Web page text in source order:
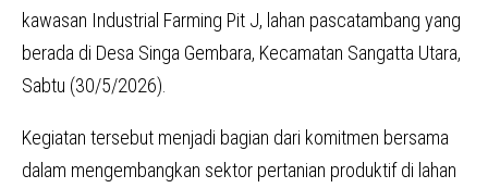
kawasan Industrial Farming Pit J, lahan pascatambang yang
berada di Desa Singa Gembara, Kecamatan Sangatta Utara,
Sabtu (30/5/2026).
Kegiatan tersebut menjadi bagian dari komitmen bersama
dalam mengembangkan sektor pertanian produktif di lahan